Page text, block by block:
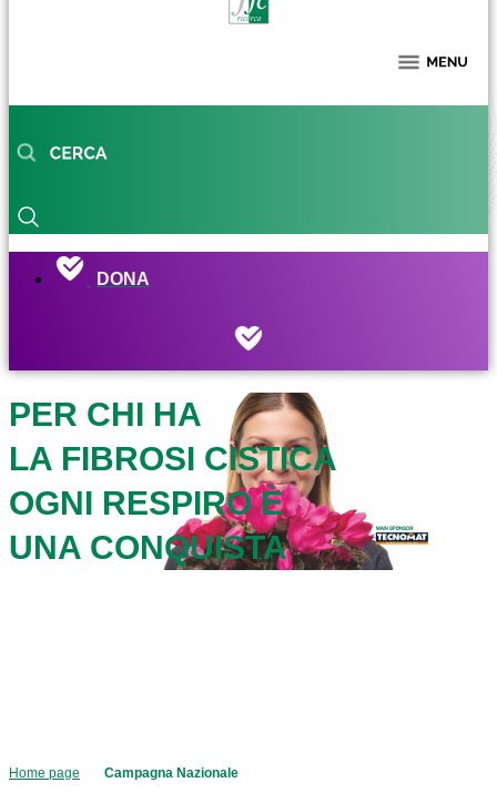
DONA
PER CHI HA
LA FIBROSI CISTICA
OGNI RESPIRO È
UNA CONQUISTA
Home page Campagna Nazionale